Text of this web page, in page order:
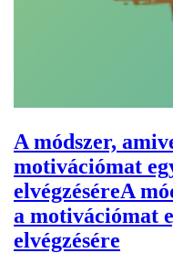
A módszer,
motivációmat
elvégzéséreA
a motivációmat
elvégzésére